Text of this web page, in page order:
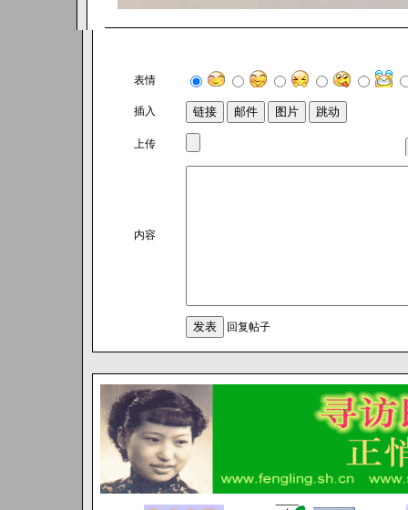
表情
插入
上传
内容
回复帖子